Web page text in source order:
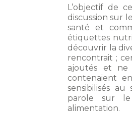
L’objectif de
discussion sur
santé et
étiquettes
découvrir la
rencontrait ;
ajoutés et ne
contenaient
sensibilisés
parole sur
alimentation.